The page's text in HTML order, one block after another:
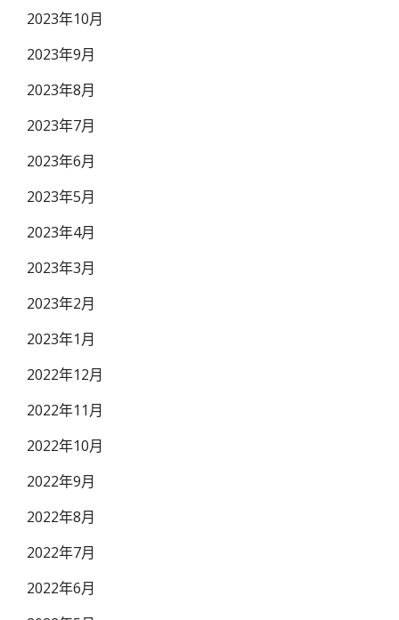
2023年10月
2023年9月
2023年8月
2023年7月
2023年6月
2023年5月
2023年4月
2023年3月
2023年2月
2023年1月
2022年12月
2022年11月
2022年10月
2022年9月
2022年8月
2022年7月
2022年6月